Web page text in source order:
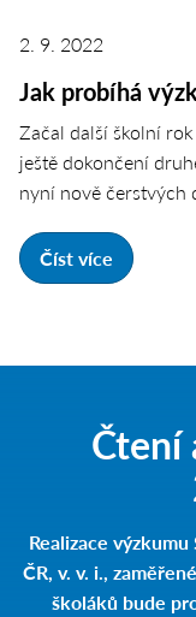
2. 9. 2022
Jak probíhá
Začal další školní
ještě dokončení
nyní nově čerstvých
Číst více
Čtení
Realizace
ČR, v. v. i.,
školáků bude